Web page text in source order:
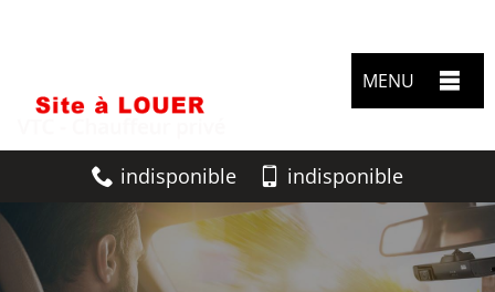
MENU
indisponible indisponible